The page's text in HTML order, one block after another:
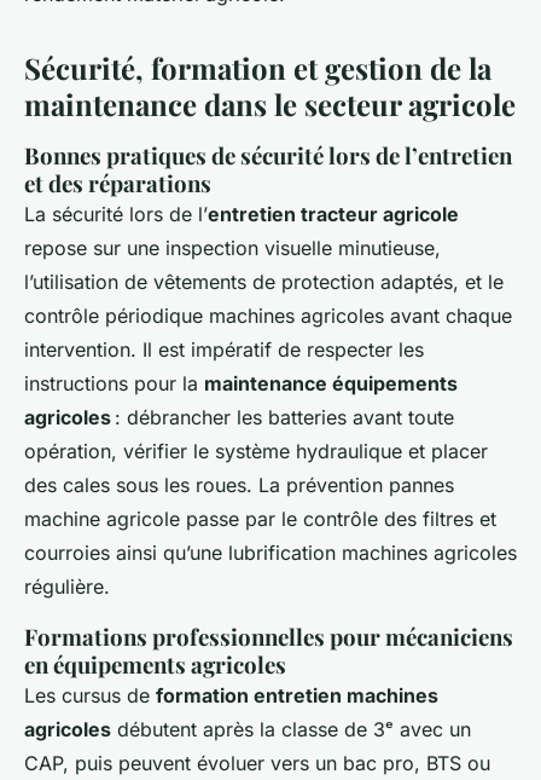
Sécurité, formation et gestion de la
maintenance dans le secteur agricole
Bonnes pratiques de sécurité lors de l’entretien
et des réparations
La sécurité lors de l’entretien tracteur agricole
repose sur une inspection visuelle minutieuse,
l’utilisation de vêtements de protection adaptés, et le
contrôle périodique machines agricoles avant chaque
intervention. Il est impératif de respecter les
instructions pour la maintenance équipements
agricoles : débrancher les batteries avant toute
opération, vérifier le système hydraulique et placer
des cales sous les roues. La prévention pannes
machine agricole passe par le contrôle des filtres et
courroies ainsi qu’une lubrification machines agricoles
régulière.
Formations professionnelles pour mécaniciens
en équipements agricoles
Les cursus de formation entretien machines
agricoles débutent après la classe de 3ᵉ avec un
CAP, puis peuvent évoluer vers un bac pro, BTS ou